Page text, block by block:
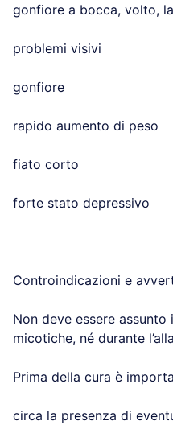
gonfiore a bocca, volto,
problemi visivi
gonfiore
rapido aumento di peso
fiato corto
forte stato depressivo
Controindicazioni e
Non deve essere
micotiche, né durante
Prima della cura è
circa la presenza di